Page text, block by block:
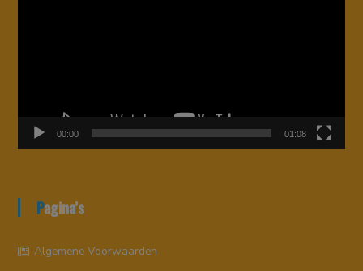
00:00 01:08
Pagina’s
Algemene Voorwaarden